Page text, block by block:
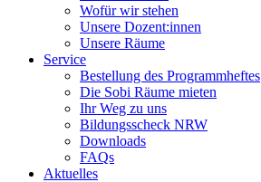
Wofür wir stehen
Unsere Dozent:innen
Unsere Räume
Service
Bestellung des Programmheftes
Die Sobi Räume mieten
Ihr Weg zu uns
Bildungsscheck NRW
Downloads
FAQs
Aktuelles